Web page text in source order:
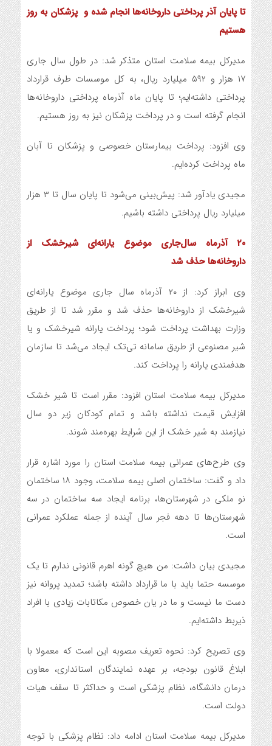
تا پایان آذر پرداختی داروخانه‌ها انجام شده و پزشکان به روز
هستیم
مدیرکل بیمه سلامت استان متذکر شد: در طول سال جاری
۱۷ هزار و ۵۹۲ میلیارد ریال، به کل موسسات طرف قرارداد
پرداختی داشته‌ایم؛ تا پایان ماه آذرماه پرداختی داروخانه‌ها
انجام گرفته است و در پرداخت پزشکان نیز به روز هستیم.
وی افزود: پرداخت بیمارستان خصوصی و پزشکان تا آبان
ماه پرداخت کرده‌ایم.
مجیدی یادآور شد: پیش‌بینی می‌شود تا پایان سال تا ۳ هزار
میلیارد ریال پرداختی داشته باشیم.
۲۰ آذرماه سال‌جاری موضوع یارانه‌ای شیرخشک از
داروخانه‌ها حذف شد
وی ابراز کرد: از ۲۰ آذرماه سال جاری موضوع یارانه‌ای
شیرخشک از داروخانه‌ها حذف شد و مقرر شد تا از طریق
وزارت بهداشت پرداخت شود؛ پرداخت یارانه شیرخشک و یا
شیر مصنوعی از طریق سامانه تی‌تک ایجاد می‌شد تا سازمان
هدفمندی یارانه را پرداخت کند.
مدیرکل بیمه سلامت استان افزود: مقرر است تا شیر خشک
افزایش قیمت نداشته باشد و تمام کودکان زیر دو سال
نیازمند به شیر خشک از این شرایط بهره‌مند شوند.
وی طرح‌های عمرانی بیمه سلامت استان را مورد اشاره قرار
داد و گفت: ساختمان اصلی بیمه سلامت، وجود ۱۸ ساختمان
نو ملکی در شهرستان‌ها، برنامه ایجاد سه ساختمان در سه
شهرستان‌ها تا دهه فجر سال آینده از جمله عملکرد عمرانی
است.
مجیدی بیان داشت: من هیچ گونه اهرم قانونی ندارم تا یک
موسسه حتما باید با ما قرارداد داشته باشد؛ تمدید پروانه نیز
دست ما نیست و ما در یان خصوص مکاتابات زیادی با افراد
ذیربط داشته‌ایم.
وی تصریح کرد: نحوه تعریف مصوبه این است که معمولا با
ابلاغ قانون بودجه، بر عهده نمایندگان استانداری، معاون
درمان دانشگاه، نظام پزشکی است و حداکثر تا سقف هیات
دولت است.
مدیرکل بیمه سلامت استان ادامه داد: نظام پزشکی با توجه